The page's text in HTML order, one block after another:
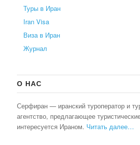
Туры в Иран
Iran Visa
Виза в Иран
Журнал
О НАС
Серфиран — иранский туроператор и
агентство, предлагающее
интересуется Ираном. Читать далее…